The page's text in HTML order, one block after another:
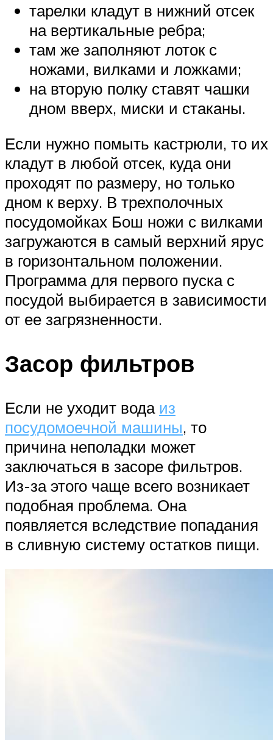
тарелки кладут в нижний отсек
на вертикальные ребра;
там же заполняют лоток с
ножами, вилками и ложками;
на вторую полку ставят чашки
дном вверх, миски и стаканы.
Если нужно помыть кастрюли, то их
кладут в любой отсек, куда они
проходят по размеру, но только
дном к верху. В трехполочных
посудомойках Бош ножи с вилками
загружаются в самый верхний ярус
в горизонтальном положении.
Программа для первого пуска с
посудой выбирается в зависимости
от ее загрязненности.
Засор фильтров
Если не уходит вода из
посудомоечной машины, то
причина неполадки может
заключаться в засоре фильтров.
Из-за этого чаще всего возникает
подобная проблема. Она
появляется вследствие попадания
в сливную систему остатков пищи.